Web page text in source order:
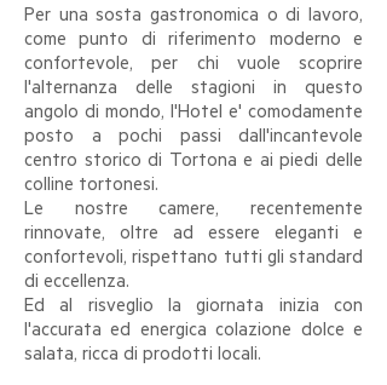
Per una sosta gastronomica o di lavoro,
come punto di riferimento moderno e
confortevole, per chi vuole scoprire
l'alternanza delle stagioni in questo
angolo di mondo, l'Hotel e' comodamente
posto a pochi passi dall'incantevole
centro storico di Tortona e ai piedi delle
colline tortonesi.
Le nostre camere, recentemente
rinnovate, oltre ad essere eleganti e
confortevoli, rispettano tutti gli standard
di eccellenza.
Ed al risveglio la giornata inizia con
l'accurata ed energica colazione dolce e
salata, ricca di prodotti locali.